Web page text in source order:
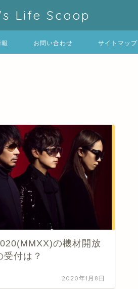
Life Scoop
お問い合わせ サイトマップ
の機材開放
受付は？
2020年1月8日